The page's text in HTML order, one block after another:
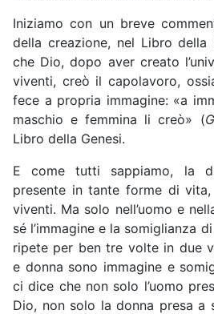
Iniziamo con un breve
della creazione, nel Libro della
che Dio, dopo aver creato
viventi, creò il capolavoro,
fece a propria immagine: «a
maschio e femmina li creò» (
Libro della Genesi.
E come tutti sappiamo, la
presente in tante forme di
viventi. Ma solo nell’uomo e
sé l’immagine e la somiglianza
ripete per ben tre volte in due
e donna sono immagine e
ci dice che non solo l’uomo
Dio, non solo la donna presa a